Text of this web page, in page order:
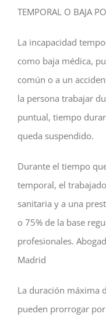
TEMPORAL O BAJA
La incapacidad
como baja médica,
común o a un
la persona trabajar
puntual, tiempo
queda suspendido.
Durante el tiempo
temporal, el
sanitaria y a una
o 75% de la base
profesionales.
Madrid
La duración máxima
pueden prorrogar